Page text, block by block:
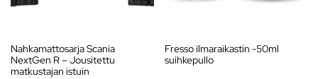
Nahkamattosarja Scania
NextGen R – Jousitettu
matkustajan istuin
Fresso ilmaraikastin -50ml
suihkepullo